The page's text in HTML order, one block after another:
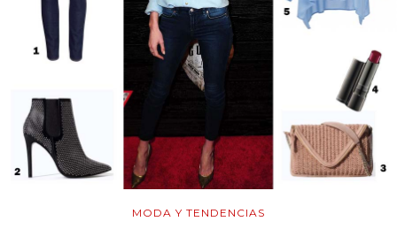
MODA Y TENDENCIAS